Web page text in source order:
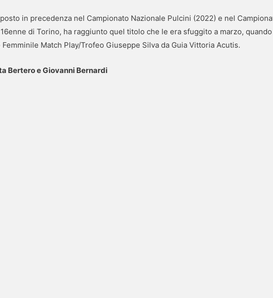
in precedenza nel Campionato Nazionale Pulcini (2022) e nel
di Torino, ha raggiunto quel titolo che le era sfuggito a marzo,
Match Play/Trofeo Giuseppe Silva da Guia Vittoria Acutis.
Bertero e Giovanni Bernardi